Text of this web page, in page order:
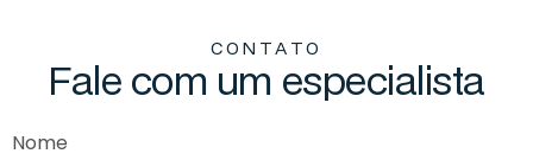
CO N TA T O
Fa e com um especia ista
Nome